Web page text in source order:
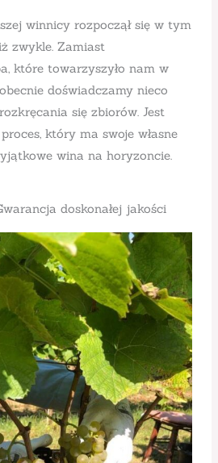
winnicy rozpoczął się w tym
zwykle. Zamiast
które towarzyszyło nam w
doświadczamy nieco
się zbiorów. Jest
który ma swoje własne
wina na horyzoncie.
doskonałej jakości